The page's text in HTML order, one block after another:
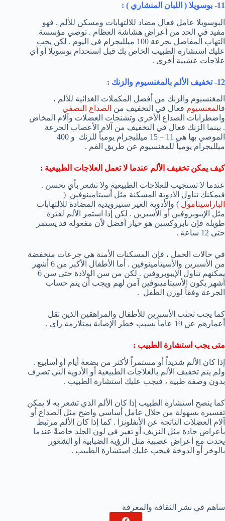
11- بوسويلا ( اللبان المنشاري ) :
البوسويلا عامل فعال مضاد للالتهابات ومسكن للألم . فهو
مفيد في الحد من أعراض هشاشة العظام . توصي مؤسسة
التهاب المفاصل بجرعة 100 ميلليجرام في اليوم . لكن يجب
عليك استشارة الطبيب الخاص بك قبل استخدام بوسويلا أو أي
علاجات عشبية أخرى .
12- تخفيف الألم بالمغنسيوم والزنك :
المغنسيوم والزنك من أفضل المكملات الغذائية للألم ،
فالمغنسيوم فعال في التخفيف من الصداع النصفي
واضطرابات الصداع الأخرى وتشنجات العضلات وآلام المخاض
. بينما الزنك فعال في التخفيف من آلام الأعصاب الجرعة
الموصي بها هي 11 – 15 ميلليجرام يومياً للزنك و 400
ميلليجرام يومياً للمغنسيوم عن طريق الفم .
كيف يمكن تخفيف الألم عندما لا تعمل العلاجات الطبيعية :
عندما لا تستجيب للعلاجات الطبيعية ولا تشعر بأي تحسن .
فيمكنك تناول الأدوية المسكنة مثل أسيتامينوفين (
الباراسيتامول ) والأدوية الغير ستيرويدية المضادة للالتهابات
مثل الإيبوبروفين أو الأسبرين . لكن إذا استمر الألم لفترة
طويلة فإن نابروكسين هو خيار أفضل لأن مفعوله قد يستمر
حتى 12 ساعة .
في حالات الحمل ، فإن المسكنات الأمنة هي جرعات منخفضة
من الأسبرين والأسيتامينوفين . أما الأطفال الأكبر من 6 أشهر
يمكنهم تناول الإيبوبروفين . لكن من سن الولادة حتى سن 6
أشهر يكون الأسيتامينوفين آمن لهم ويجب أن يتم حساب
الجرعة وفقاً لوزن الطفل .
كما يجب تجنب الأسبرين للأطفال والمراهقين الذين تقل
أعمارهم عن 19 عاماً بسبب خطر الإصابة بمتلازمة راي .
متى يجب استشارة الطبيب :
إذا كان الألم شديداً أو مستمراً لأكثر من بضعة أيام أو أسابيع .
ولم يتم تخفيف الألم بالعلاجات الطبيعية أو الأدوية التي تصرف
بدون وصفة طبية ، فيجب عليك استشارة الطبيب .
كما ينصح استشارة الطبيب إذا كان الألم الذي تشعر به لا يمكن
تفسيره بسهولة من خلال عامل أساسي واضح مثل الصداع أو
آلام العضلات الناتجة عن الأنفلونزا . كما إذا كان الألم مرتبط
بأعراض حادة مثل النزيف أو تغير في لون الجلد خاصةً عندما
يحدث مع أعراض عصبية مثل الرؤية الضبابية أو الشعور
بالوخز أو الدوخة فيجب عليك استشارة الطبيب .
ساهم في نشر الثقافة والمعرفة